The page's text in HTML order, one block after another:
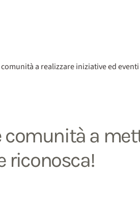
a realizzare iniziative ed
comunità a
riconosca!